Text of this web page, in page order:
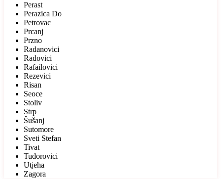
Perast
Perazica Do
Petrovac
Prcanj
Przno
Radanovici
Radovici
Rafailovici
Rezevici
Risan
Seoce
Stoliv
Strp
Šušanj
Sutomore
Sveti Stefan
Tivat
Tudorovici
Utjeha
Zagora